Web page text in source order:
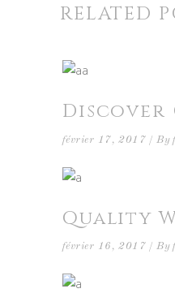
RELATED
Discover
février 17, 2017 By
Quality
février 16, 2017 By